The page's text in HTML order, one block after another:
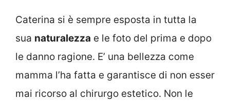
Caterina si è sempre esposta in tutta la
sua naturalezza e le foto del prima e dopo
le danno ragione. E’ una bellezza come
mamma l’ha fatta e garantisce di non esser
mai ricorso al chirurgo estetico. Non le